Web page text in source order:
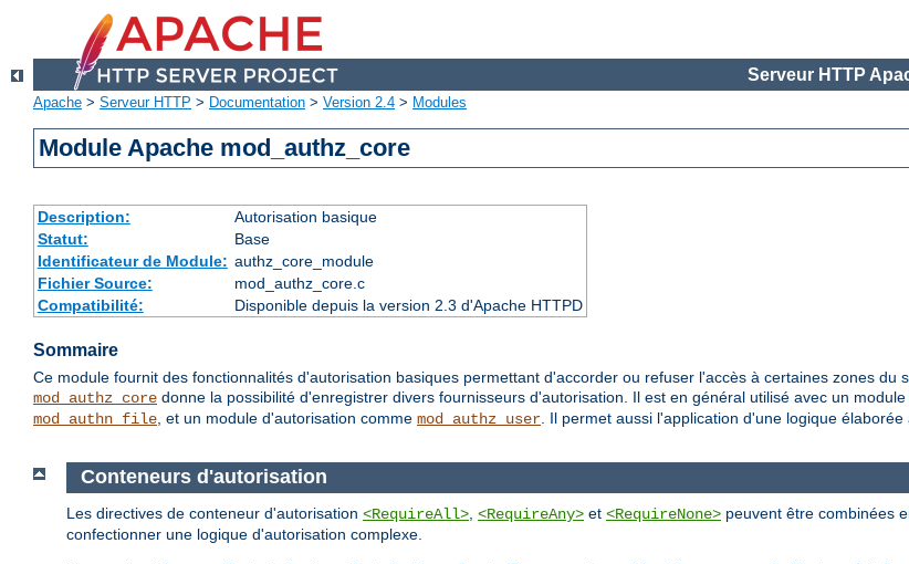
Serveur HTTP
Apache > Serveur HTTP > Documentation > Version 2.4 > Modules
Module Apache mod_authz_core
Description:
Autorisation basique
Statut:
Base
Identificateur de Module: authz_core_module
Fichier Source:
mod_authz_core.c
Compatibilité:
Disponible depuis la version 2.3 d'Apache HTTPD
Sommaire
Ce module fournit des fonctionnalités d'autorisation basiques permettant d'accorder ou refuser l'accès à certaines zones du
mod_authz_core donne la possibilité d'enregistrer divers fournisseurs d'autorisation. Il est en général utilisé avec un
mod_authn_file, et un module d'autorisation comme mod_authz_user. Il permet aussi l'application d'une logique
Conteneurs d'autorisation
Les directives de conteneur d'autorisation <RequireAll> <RequireAny> et <RequireNone> peuvent être combinées
confectionner une logique d'autorisation complexe.